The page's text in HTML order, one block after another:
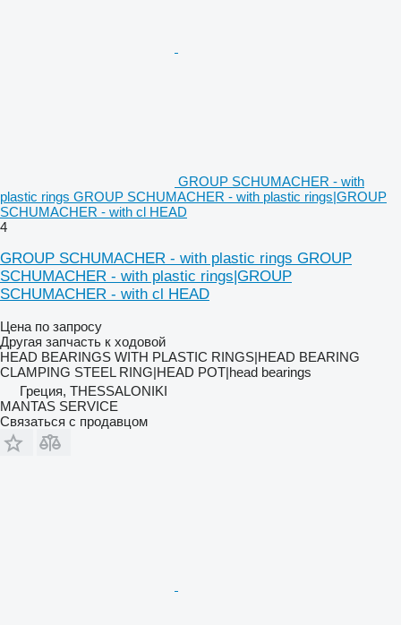
GROUP SCHUMACHER - with
plastic rings GROUP SCHUMACHER - with plastic rings|GROUP
SCHUMACHER - with cl HEAD
4
GROUP SCHUMACHER - with plastic rings GROUP
SCHUMACHER - with plastic rings|GROUP
SCHUMACHER - with cl HEAD
Цена по запросу
Другая запчасть к ходовой
HEAD BEARINGS WITH PLASTIC RINGS|HEAD BEARING
CLAMPING STEEL RING|HEAD POT|head bearings
Греция, THESSALONIKI
MANTAS SERVICE
Связаться с продавцом